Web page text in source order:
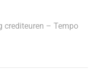
crediteuren – Tempo